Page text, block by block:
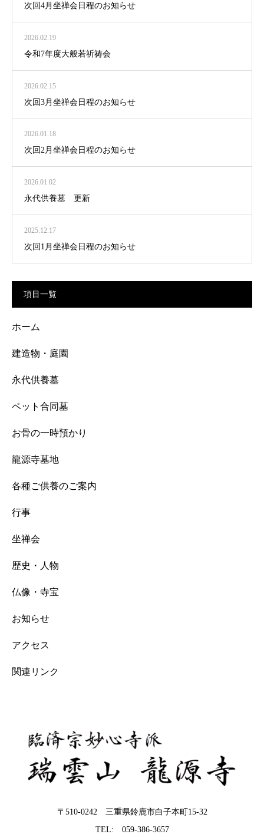
次回4月坐禅会日程のお知らせ
2026.02.19
令和7年度大般若祈祷会
2026.02.15
次回3月坐禅会日程のお知らせ
2026.01.18
次回2月坐禅会日程のお知らせ
2026.01.02
永代供養墓 更新
2025.12.17
次回1月坐禅会日程のお知らせ
項目一覧
ホーム
建造物・庭園
永代供養墓
ペット合同墓
お骨の一時預かり
龍源寺墓地
各種ご供養のご案内
行事
坐禅会
歴史・人物
仏像・寺宝
お知らせ
アクセス
関連リンク
〒510-0242 三重県鈴鹿市白子本町15-32
TEL: 059-386-3657